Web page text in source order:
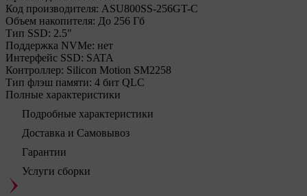
Код производителя: ASU800SS-256GT-C
Объем накопителя: До 256 Гб
Тип SSD: 2.5"
Поддержка NVMe: нет
Интерфейс SSD: SATA
Контроллер: Silicon Motion SM2258
Тип флэш памяти: 4 бит QLC
Полные характеристики
Подробные характеристики
Доставка и Самовывоз
Гарантии
Услуги сборки